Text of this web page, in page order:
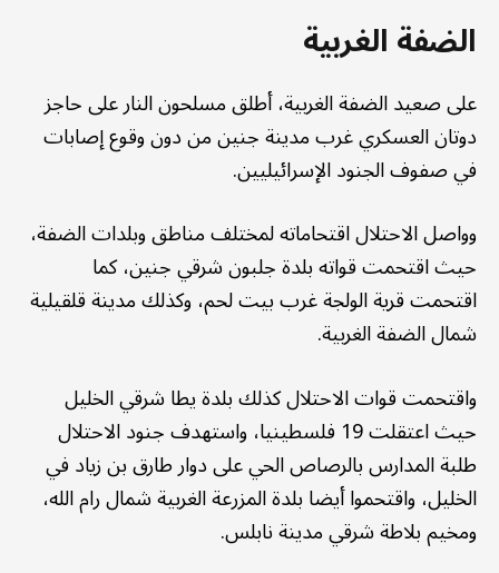
الضفة الغربية
على صعيد الضفة الغربية، أطلق مسلحون النار على حاجز
دوتان العسكري غرب مدينة جنين من دون وقوع إصابات
في صفوف الجنود الإسرائيليين.
وواصل الاحتلال اقتحاماته لمختلف مناطق وبلدات الضفة،
حيث اقتحمت قواته بلدة جلبون شرقي جنين، كما
اقتحمت قرية الولجة غرب بيت لحم، وكذلك مدينة قلقيلية
شمال الضفة الغربية.
واقتحمت قوات الاحتلال كذلك بلدة يطا شرقي الخليل
حيث اعتقلت 19 فلسطينيا، واستهدف جنود الاحتلال
طلبة المدارس بالرصاص الحي على دوار طارق بن زياد في
الخليل، واقتحموا أيضا بلدة المزرعة الغربية شمال رام الله،
ومخيم بلاطة شرقي مدينة نابلس.